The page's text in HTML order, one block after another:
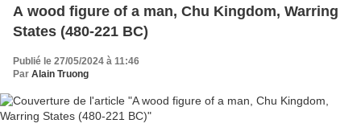
A wood figure of a man, Chu Kingdom, Warring
States (480-221 BC)
Publié le 27/05/2024 à 11:46
Par Alain Truong